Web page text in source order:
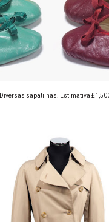
Diversas sapatilhas. Estimativa